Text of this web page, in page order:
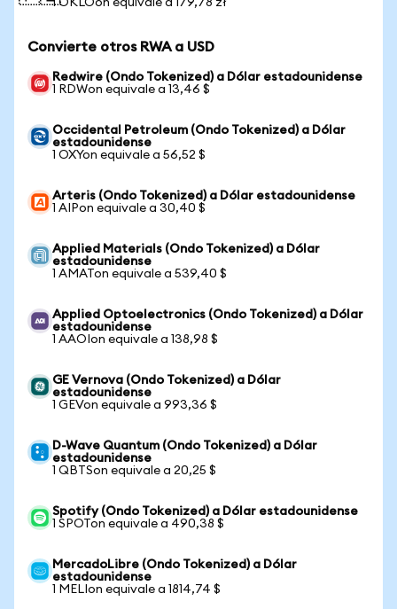
1 OKLOon equivale a 179,78 zł
Convierte otros RWA a USD
Redwire (Ondo Tokenized) a Dólar estadounidense
1 RDWon equivale a 13,46 $
Occidental Petroleum (Ondo Tokenized) a Dólar
estadounidense
1 OXYon equivale a 56,52 $
Arteris (Ondo Tokenized) a Dólar estadounidense
1 AIPon equivale a 30,40 $
Applied Materials (Ondo Tokenized) a Dólar
estadounidense
1 AMATon equivale a 539,40 $
Applied Optoelectronics (Ondo Tokenized) a Dólar
estadounidense
1 AAOIon equivale a 138,98 $
GE Vernova (Ondo Tokenized) a Dólar
estadounidense
1 GEVon equivale a 993,36 $
D-Wave Quantum (Ondo Tokenized) a Dólar
estadounidense
1 QBTSon equivale a 20,25 $
Spotify (Ondo Tokenized) a Dólar estadounidense
1 SPOTon equivale a 490,38 $
MercadoLibre (Ondo Tokenized) a Dólar
estadounidense
1 MELIon equivale a 1814,74 $